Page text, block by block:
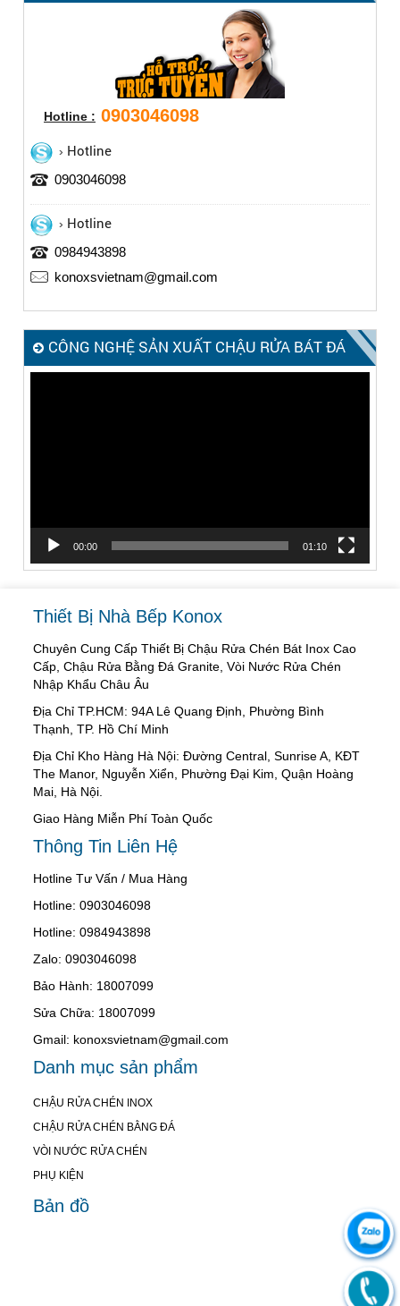
Hotline : 0903046098
Hotline
0903046098
Hotline
0984943898
konoxsvietnam@gmail.com
CÔNG NGHỆ SẢN XUẤT CHẬU RỬA BÁT ĐÁ
00:00 01:10
Thiết Bị Nhà Bếp Konox
Chuyên Cung Cấp Thiết Bị Chậu Rửa Chén Bát Inox Cao
Cấp, Chậu Rửa Bằng Đá Granite, Vòi Nước Rửa Chén
Nhập Khẩu Châu Âu
Địa Chỉ TP.HCM: 94A Lê Quang Định, Phường Bình
Thạnh, TP. Hồ Chí Minh
Địa Chỉ Kho Hàng Hà Nội: Đường Central, Sunrise A, KĐT
The Manor, Nguyễn Xiển, Phường Đại Kim, Quận Hoàng
Mai, Hà Nội.
Giao Hàng Miễn Phí Toàn Quốc
Thông Tin Liên Hệ
Hotline Tư Vấn / Mua Hàng
Hotline: 0903046098
Hotline: 0984943898
Zalo: 0903046098
Bảo Hành: 18007099
Sửa Chữa: 18007099
Gmail: konoxsvietnam@gmail.com
Danh mục sản phẩm
CHẬU RỬA CHÉN INOX
CHẬU RỬA CHÉN BẰNG ĐÁ
VÒI NƯỚC RỬA CHÉN
PHỤ KIỆN
Bản đồ